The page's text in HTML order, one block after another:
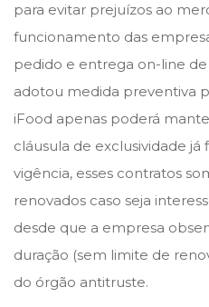
para evitar prejuízos ao
funcionamento das
pedido e entrega on-line de
adotou medida preventiva
iFood apenas poderá
cláusula de exclusividade
vigência, esses contratos
renovados caso seja
desde que a empresa
duração (sem limite de
do órgão antitruste.